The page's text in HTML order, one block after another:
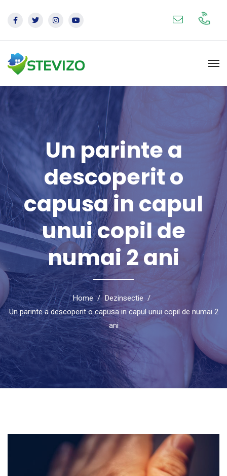
Un parinte a
descoperit o
capusa in capul
unui copil de
numai 2 ani
Home
Dezinsectie
Un parinte a descoperit o capusa in capul unui copil de numai 2
ani